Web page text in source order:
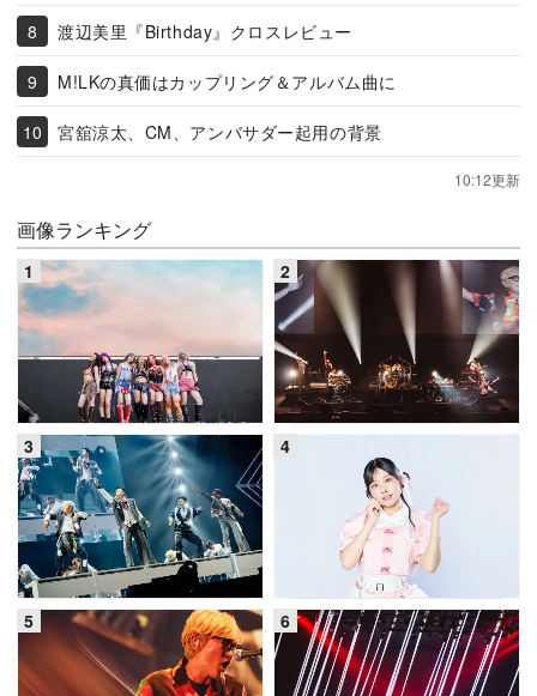
渡辺美里『Birthday』クロスレビュー
M!LKの真価はカップリング＆アルバム曲に
宮舘涼太、CM、アンバサダー起用の背景
10:12更新
画像ランキング